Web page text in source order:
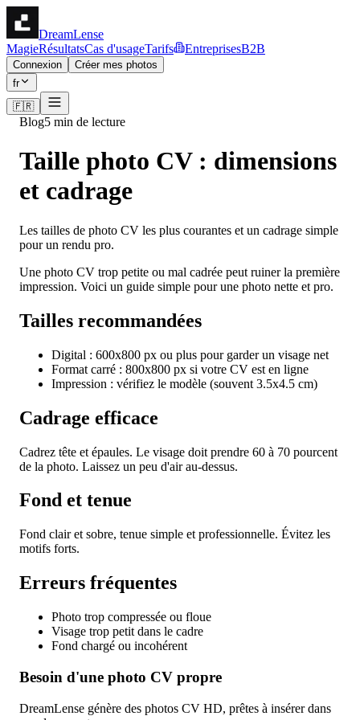
DreamLense
MagieRésultatsCas d'usageTarifs EntreprisesB2B
Connexion
Créer mes photos
fr
🇫🇷
Blog5 min de lecture
Taille photo CV : dimensions
et cadrage
Les tailles de photo CV les plus courantes et un cadrage simple
pour un rendu pro.
Une photo CV trop petite ou mal cadrée peut ruiner la première
impression. Voici un guide simple pour une photo nette et pro.
Tailles recommandées
Digital : 600x800 px ou plus pour garder un visage net
Format carré : 800x800 px si votre CV est en ligne
Impression : vérifiez le modèle (souvent 3.5x4.5 cm)
Cadrage efficace
Cadrez tête et épaules. Le visage doit prendre 60 à 70 pourcent
de la photo. Laissez un peu d'air au-dessus.
Fond et tenue
Fond clair et sobre, tenue simple et professionnelle. Évitez les
motifs forts.
Erreurs fréquentes
Photo trop compressée ou floue
Visage trop petit dans le cadre
Fond chargé ou incohérent
Besoin d'une photo CV propre
DreamLense génère des photos CV HD, prêtes à insérer dans